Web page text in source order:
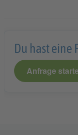
Du hast eine
Anfrage